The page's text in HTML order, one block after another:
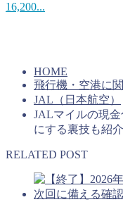
16,200...
HOME
飛行機・空港に
JAL（日本航空）
JALマイルの現
にする裏技も紹介
RELATED POST